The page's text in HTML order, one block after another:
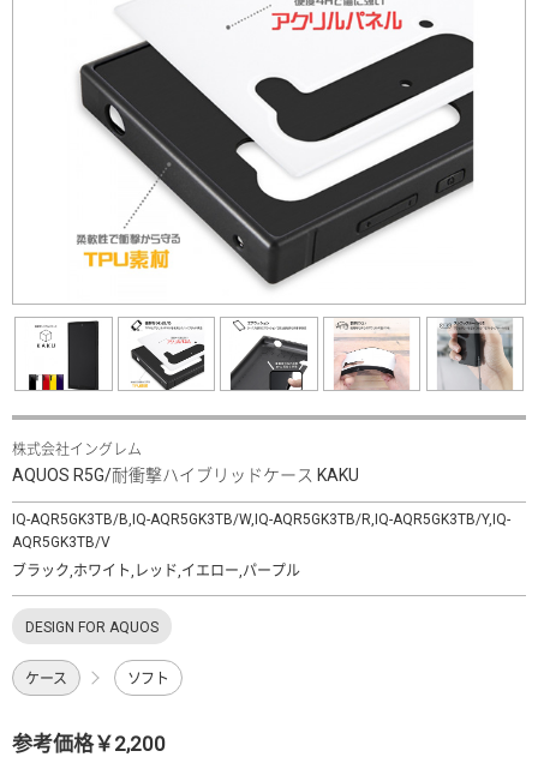
株式会社イングレム
AQUOS R5G/耐衝撃ハイブリッドケース KAKU
IQ-AQR5GK3TB/B,IQ-AQR5GK3TB/W,IQ-AQR5GK3TB/R,IQ-AQR5GK3TB/Y,IQ-
AQR5GK3TB/V
ブラック,ホワイト,レッド,イエロー,パープル
DESIGN FOR AQUOS
ケース ソフト
参考価格￥2,200